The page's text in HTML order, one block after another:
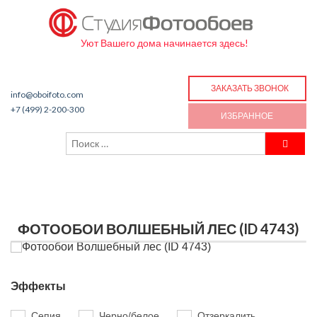
Уют Вашего дома начинается здесь!
info@oboifoto.com
+7 (499) 2-200-300
ЗАКАЗАТЬ ЗВОНОК
ИЗБРАННОЕ
ФОТООБОИ ВОЛШЕБНЫЙ ЛЕС (ID 4743)
Эффекты